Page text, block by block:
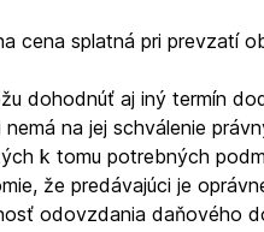
cena splatná pri prevzatí
dohodnúť aj iný termín
na jej schválenie
k tomu potrebných
že predávajúci je
odovzdania daňového